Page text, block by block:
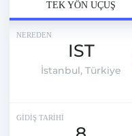
TEK YÖN UÇUŞ
NEREDEN
IST
İstanbul, Türkiye
GİDİŞ TARİHİ